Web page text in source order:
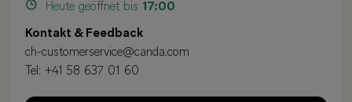
Heute geöffnet bis 17:00
Kontakt & Feedback
ch-customerservice@canda.com
Tel: +41 58 637 01 60